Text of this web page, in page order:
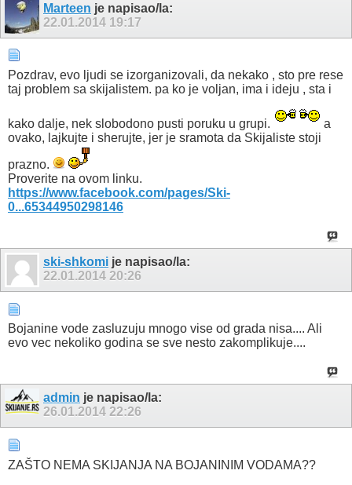
Marteen je napisao/la:
22.01.2014 19:17
Pozdrav, evo ljudi se izorganizovali, da nekako , sto pre rese
taj problem sa skijalistem. pa ko je voljan, ima i ideju , sta i
kako dalje, nek slobodono pusti poruku u grupi.
a
ovako, lajkujte i sherujte, jer je sramota da Skijaliste stoji
prazno.
Proverite na ovom linku.
https://www.facebook.com/pages/Ski-
0...65344950298146
ski-shkomi je napisao/la:
22.01.2014 20:26
Bojanine vode zasluzuju mnogo vise od grada nisa.... Ali
evo vec nekoliko godina se sve nesto zakomplikuje....
admin je napisao/la:
26.01.2014 22:26
ZAŠTO NEMA SKIJANJA NA BOJANINIM VODAMA??